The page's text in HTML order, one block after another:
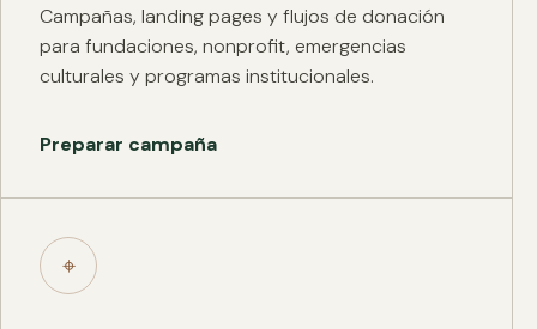
Campañas, landing pages y flujos de donación
para fundaciones, nonprofit, emergencias
culturales y programas institucionales.
Preparar campaña
⌖